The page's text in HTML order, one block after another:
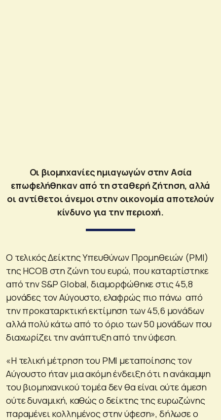
Οι βιομηχανίες ημιαγωγών στην Ασία
επωφελήθηκαν από τη σταθερή ζήτηση, αλλά
οι αντίθετοι άνεμοι στην οικονομία αποτελούν
κίνδυνο για την περιοχή.
Ο τελικός Δείκτης Υπευθύνων Προμηθειών (PMI)
της HCOB στη ζώνη του ευρώ, που καταρτίστηκε
από την S&P Global, διαμορφώθηκε στις 45,8
μονάδες τον Αύγουστο, ελαφρώς πιο πάνω από
την προκαταρκτική εκτίμηση των 45,6 μονάδων
αλλά πολύ κάτω από το όριο των 50 μονάδων που
διαχωρίζει την ανάπτυξη από την ύφεση.
«Η τελική μέτρηση του PMI μεταποίησης τον
Αύγουστο ήταν μια ακόμη ένδειξη ότι η ανάκαμψη
του βιομηχανικού τομέα δεν θα είναι ούτε άμεση
ούτε δυναμική, καθώς ο δείκτης της ευρωζώνης
παραμένει κολλημένος στην ύφεση», δήλωσε ο